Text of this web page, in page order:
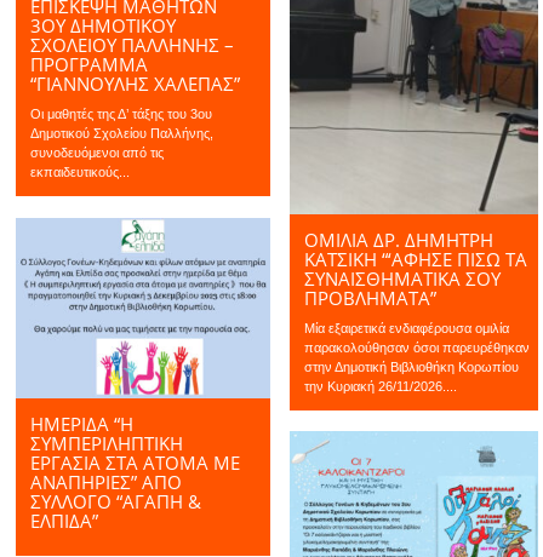
ΕΠΙΣΚΕΨΗ ΜΑΘΗΤΩΝ
3ΟΥ ΔΗΜΟΤΙΚΟΎ
ΣΧΟΛΕΊΟΥ ΠΑΛΛΉΝΗΣ –
ΠΡΌΓΡΑΜΜΑ
“ΓΙΑΝΝΟΎΛΗΣ ΧΑΛΕΠΆΣ”
Οι μαθητές της Δ’ τάξης του 3ου
Δημοτικού Σχολείου Παλλήνης,
συνοδευόμενοι από τις
εκπαιδευτικούς...
ΟΜΙΛΙΑ ΔΡ. ΔΗΜΉΤΡΗ
ΚΑΤΣΊΚΗ “‘ΑΦΗΣΕ ΠΊΣΩ ΤΑ
ΣΥΝΑΙΣΘΗΜΑΤΙΚΆ ΣΟΥ
ΠΡΟΒΛΉΜΑΤΑ”
Μία εξαιρετικά ενδιαφέρουσα ομιλία
παρακολούθησαν όσοι παρευρέθηκαν
στην Δημοτική Βιβλιοθήκη Κορωπίου
την Κυριακή 26/11/2026....
ΗΜΕΡΙΔΑ “Η
ΣΥΜΠΕΡΙΛΗΠΤΙΚΉ
ΕΡΓΑΣΊΑ ΣΤΑ ΆΤΟΜΑ ΜΕ
ΑΝΑΠΗΡΊΕΣ” ΑΠΌ
ΣΎΛΛΟΓΟ “ΑΓΆΠΗ &
ΕΛΠΊΔΑ”